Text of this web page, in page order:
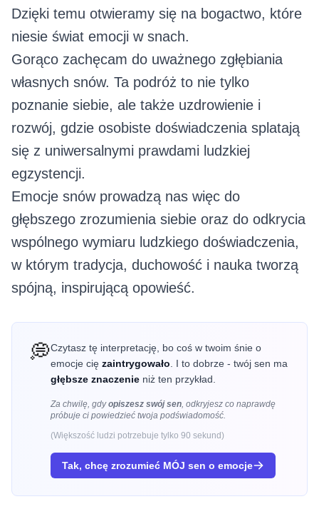
Dzięki temu otwieramy się na bogactwo, które
niesie świat emocji w snach.
Gorąco zachęcam do uważnego zgłębiania
własnych snów. Ta podróż to nie tylko
poznanie siebie, ale także uzdrowienie i
rozwój, gdzie osobiste doświadczenia splatają
się z uniwersalnymi prawdami ludzkiej
egzystencji.
Emocje snów prowadzą nas więc do
głębszego zrozumienia siebie oraz do odkrycia
wspólnego wymiaru ludzkiego doświadczenia,
w którym tradycja, duchowość i nauka tworzą
spójną, inspirującą opowieść.
💭Czytasz tę interpretację, bo coś w twoim śnie o
emocje cię zaintrygowało . I to dobrze - twój sen ma
głębsze znaczenie niż ten przykład.
Za chwilę, gdyopiszesz swój sen, odkryjesz co naprawdę
próbuje ci powiedzieć twoja podświadomość.
(Większość ludzi potrzebuje tylko 90 sekund)
Tak, chcę zrozumieć MÓJ sen o emocje